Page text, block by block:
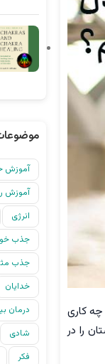
کاری
را در
آموزش
آموزش
انرژی
جذب
جذب
خدایان
درمان
شادی
فکر